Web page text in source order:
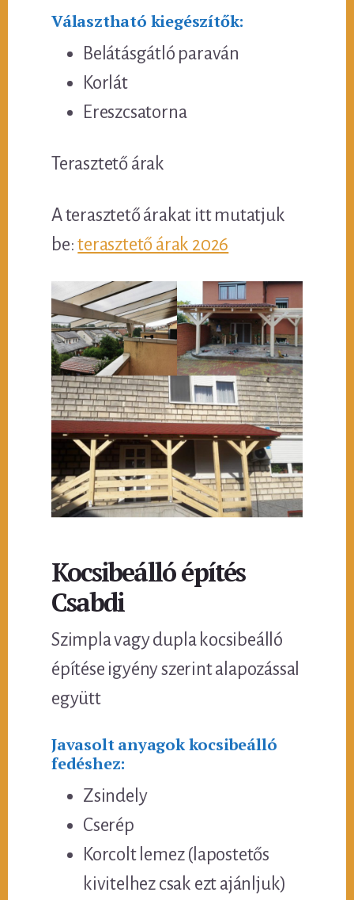
Választható kiegészítők:
Belátásgátló paraván
Korlát
Ereszcsatorna
Terasztető árak
A terasztető árakat itt mutatjuk
be:terasztető árak 2026
Kocsibeálló építés
Csabdi
Szimpla vagy dupla kocsibeálló
építése igyény szerint alapozással
együtt
Javasolt anyagok kocsibeálló
fedéshez:
Zsindely
Cserép
Korcolt lemez (lapostetős
kivitelhez csak ezt ajánljuk)